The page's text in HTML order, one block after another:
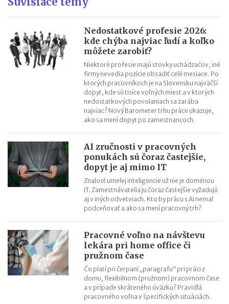
Ako prepustiť zamestnanca a na čo nezabudnúť
Ako kríza automobilového priemyslu ovplyvní slovenské firmy
Čo je kurzarbeit a akú podobu bude mať na Slovensku
Príležitosti na podnikanie počas korona krízy - ktoré odvetvia
Nedostatkové profesie 2026:
kde chýba najviac ľudí a koľko
môžete zarobiť?
Niektoré profesie majú stovky uchádzačov, iné
firmy nevedia pozície obsadiť celé mesiace. Po
ktorých pracovníkoch je na Slovensku najväčší
dopyt, kde sú tisíce voľných miest a v ktorých
nedostatkových povolaniach sa zarába
najviac? Nový Barometer trhu práce ukazuje,
ako sa mení dopyt po zamestnancoch.
AI zručnosti v pracovných
ponukách sú čoraz častejšie,
dopyt je aj mimo IT
Znalosť umelej inteligencie už nie je doménou
IT. Zamestnávatelia ju čoraz častejšie vyžadujú
aj v iných odvetviach. Kto by prácu s AI nemal
podceňovať a ako sa mení pracovný trh?
Pracovné voľno na návštevu
lekára pri home office či
pružnom čase
Čo platí pri čerpaní „paragrafu“ pri práci z
domu, flexibilnom (pružnom) pracovnom čase
a v prípade skráteného úväzku? Pravidlá
pracovného voľna v špecifických situáciách.